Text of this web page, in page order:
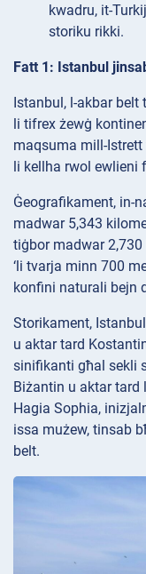
kwadru, it-
storiku rikki.
Fatt 1: Istanbul
Istanbul, l-akbar
li tifrex żewġ
maqsuma mill-
li kellha rwol ewlieni
Ġeografikament, in-
madwar 5,343
tiġbor madwar 2,730
‘li tvarja minn 700
konfini naturali bejn
Storikament,
u aktar tard
sinifikanti għal sekli
Biżantin u aktar tard
Hagia Sophia,
issa mużew, tinsab
belt.